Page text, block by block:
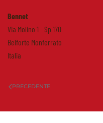
Bennet
Via Molino 1 - Sp 170
Belforte Monferrato
Italia
PRECEDENTE